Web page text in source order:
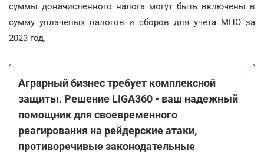
суммы доначисленного налога могут быть включены в
сумму уплаченых налогов и сборов для учета МНО за
2023 год.
Аграрный бизнес требует комплексной
защиты. Решение LIGA360 - ваш надежный
помощник для своевременного
реагирования на рейдерские атаки,
противоречивые законодательные